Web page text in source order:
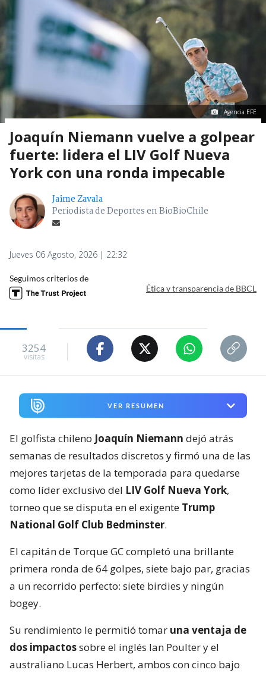
Agencia EFE
Joaquín Niemann vuelve a golpear
fuerte: lidera el LIV Golf Nueva
York con una ronda impecable
Jaime Zavala
Periodista de Deportes en BioBioChile
Jueves 06 Agosto, 2026 | 22:32
Seguimos criterios de
Ética y transparencia de BBCL
3254
visitas
VER RESUMEN
El golfista chileno Joaquín Niemann dejó atrás
semanas de resultados discretos y firmó una de las
mejores tarjetas de la temporada para quedarse
como líder exclusivo del LIV Golf Nueva York,
torneo que se disputa en el exigente Trump
National Golf Club Bedminster.
El capitán de Torque GC completó una brillante
primera ronda de 64 golpes, siete bajo par, gracias
a un recorrido perfecto: siete birdies y ningún
bogey.
Su rendimiento le permitió tomar una ventaja de
dos impactossobre el inglés Ian Poulter y el
australiano Lucas Herbert, ambos con cinco bajo